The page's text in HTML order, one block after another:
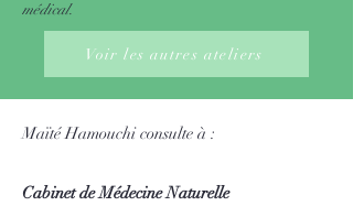
médical.
Voir les autres ateliers
Maïté Hamouchi consulte à :
Cabinet de Médecine Naturelle